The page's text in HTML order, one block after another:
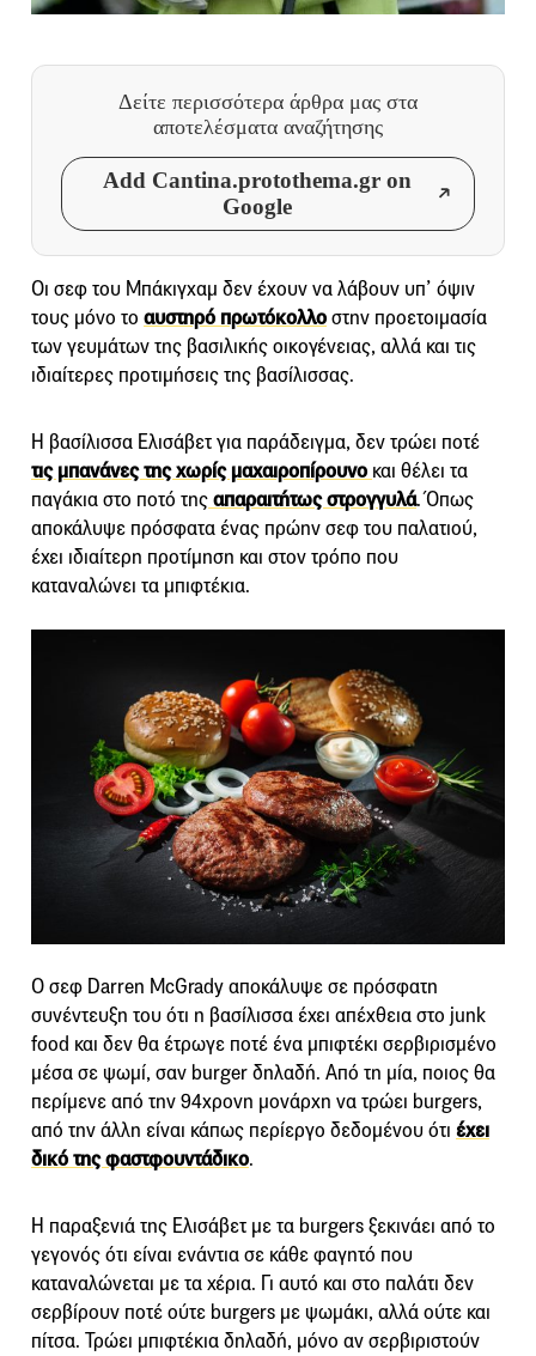
Δείτε περισσότερα άρθρα μας στα
αποτελέσματα αναζήτησης
Add Cantina.protothema.gr on
Google
Οι σεφ του Μπάκιγχαμ δεν έχουν να λάβουν υπ’ όψιν
τους μόνο το αυστηρό πρωτόκολλοστην προετοιμασία
των γευμάτων της βασιλικής οικογένειας, αλλά και τις
ιδιαίτερες προτιμήσεις της βασίλισσας.
Η βασίλισσα Ελισάβετ για παράδειγμα, δεν τρώει ποτέ
τις μπανάνες της χωρίς μαχαιροπίρουνο και θέλει τα
παγάκια στο ποτό τηςαπαραιτήτως στρογγυλά. Όπως
αποκάλυψε πρόσφατα ένας πρώην σεφ του παλατιού,
έχει ιδιαίτερη προτίμηση και στον τρόπο που
καταναλώνει τα μπιφτέκια.
Ο σεφ Darren McGrady αποκάλυψε σε πρόσφατη
συνέντευξη του ότι η βασίλισσα έχει απέχθεια στο junk
food και δεν θα έτρωγε ποτέ ένα μπιφτέκι σερβιρισμένο
μέσα σε ψωμί, σαν burger δηλαδή. Από τη μία, ποιος θα
περίμενε από την 94χρονη μονάρχη να τρώει burgers,
από την άλλη είναι κάπως περίεργο δεδομένου ότι έχει
δικό της φαστφουντάδικο.
Η παραξενιά της Ελισάβετ με τα burgers ξεκινάει από το
γεγονός ότι είναι ενάντια σε κάθε φαγητό που
καταναλώνεται με τα χέρια. Γι αυτό και στο παλάτι δεν
σερβίρουν ποτέ ούτε burgers με ψωμάκι, αλλά ούτε και
πίτσα. Τρώει μπιφτέκια δηλαδή, μόνο αν σερβιριστούν